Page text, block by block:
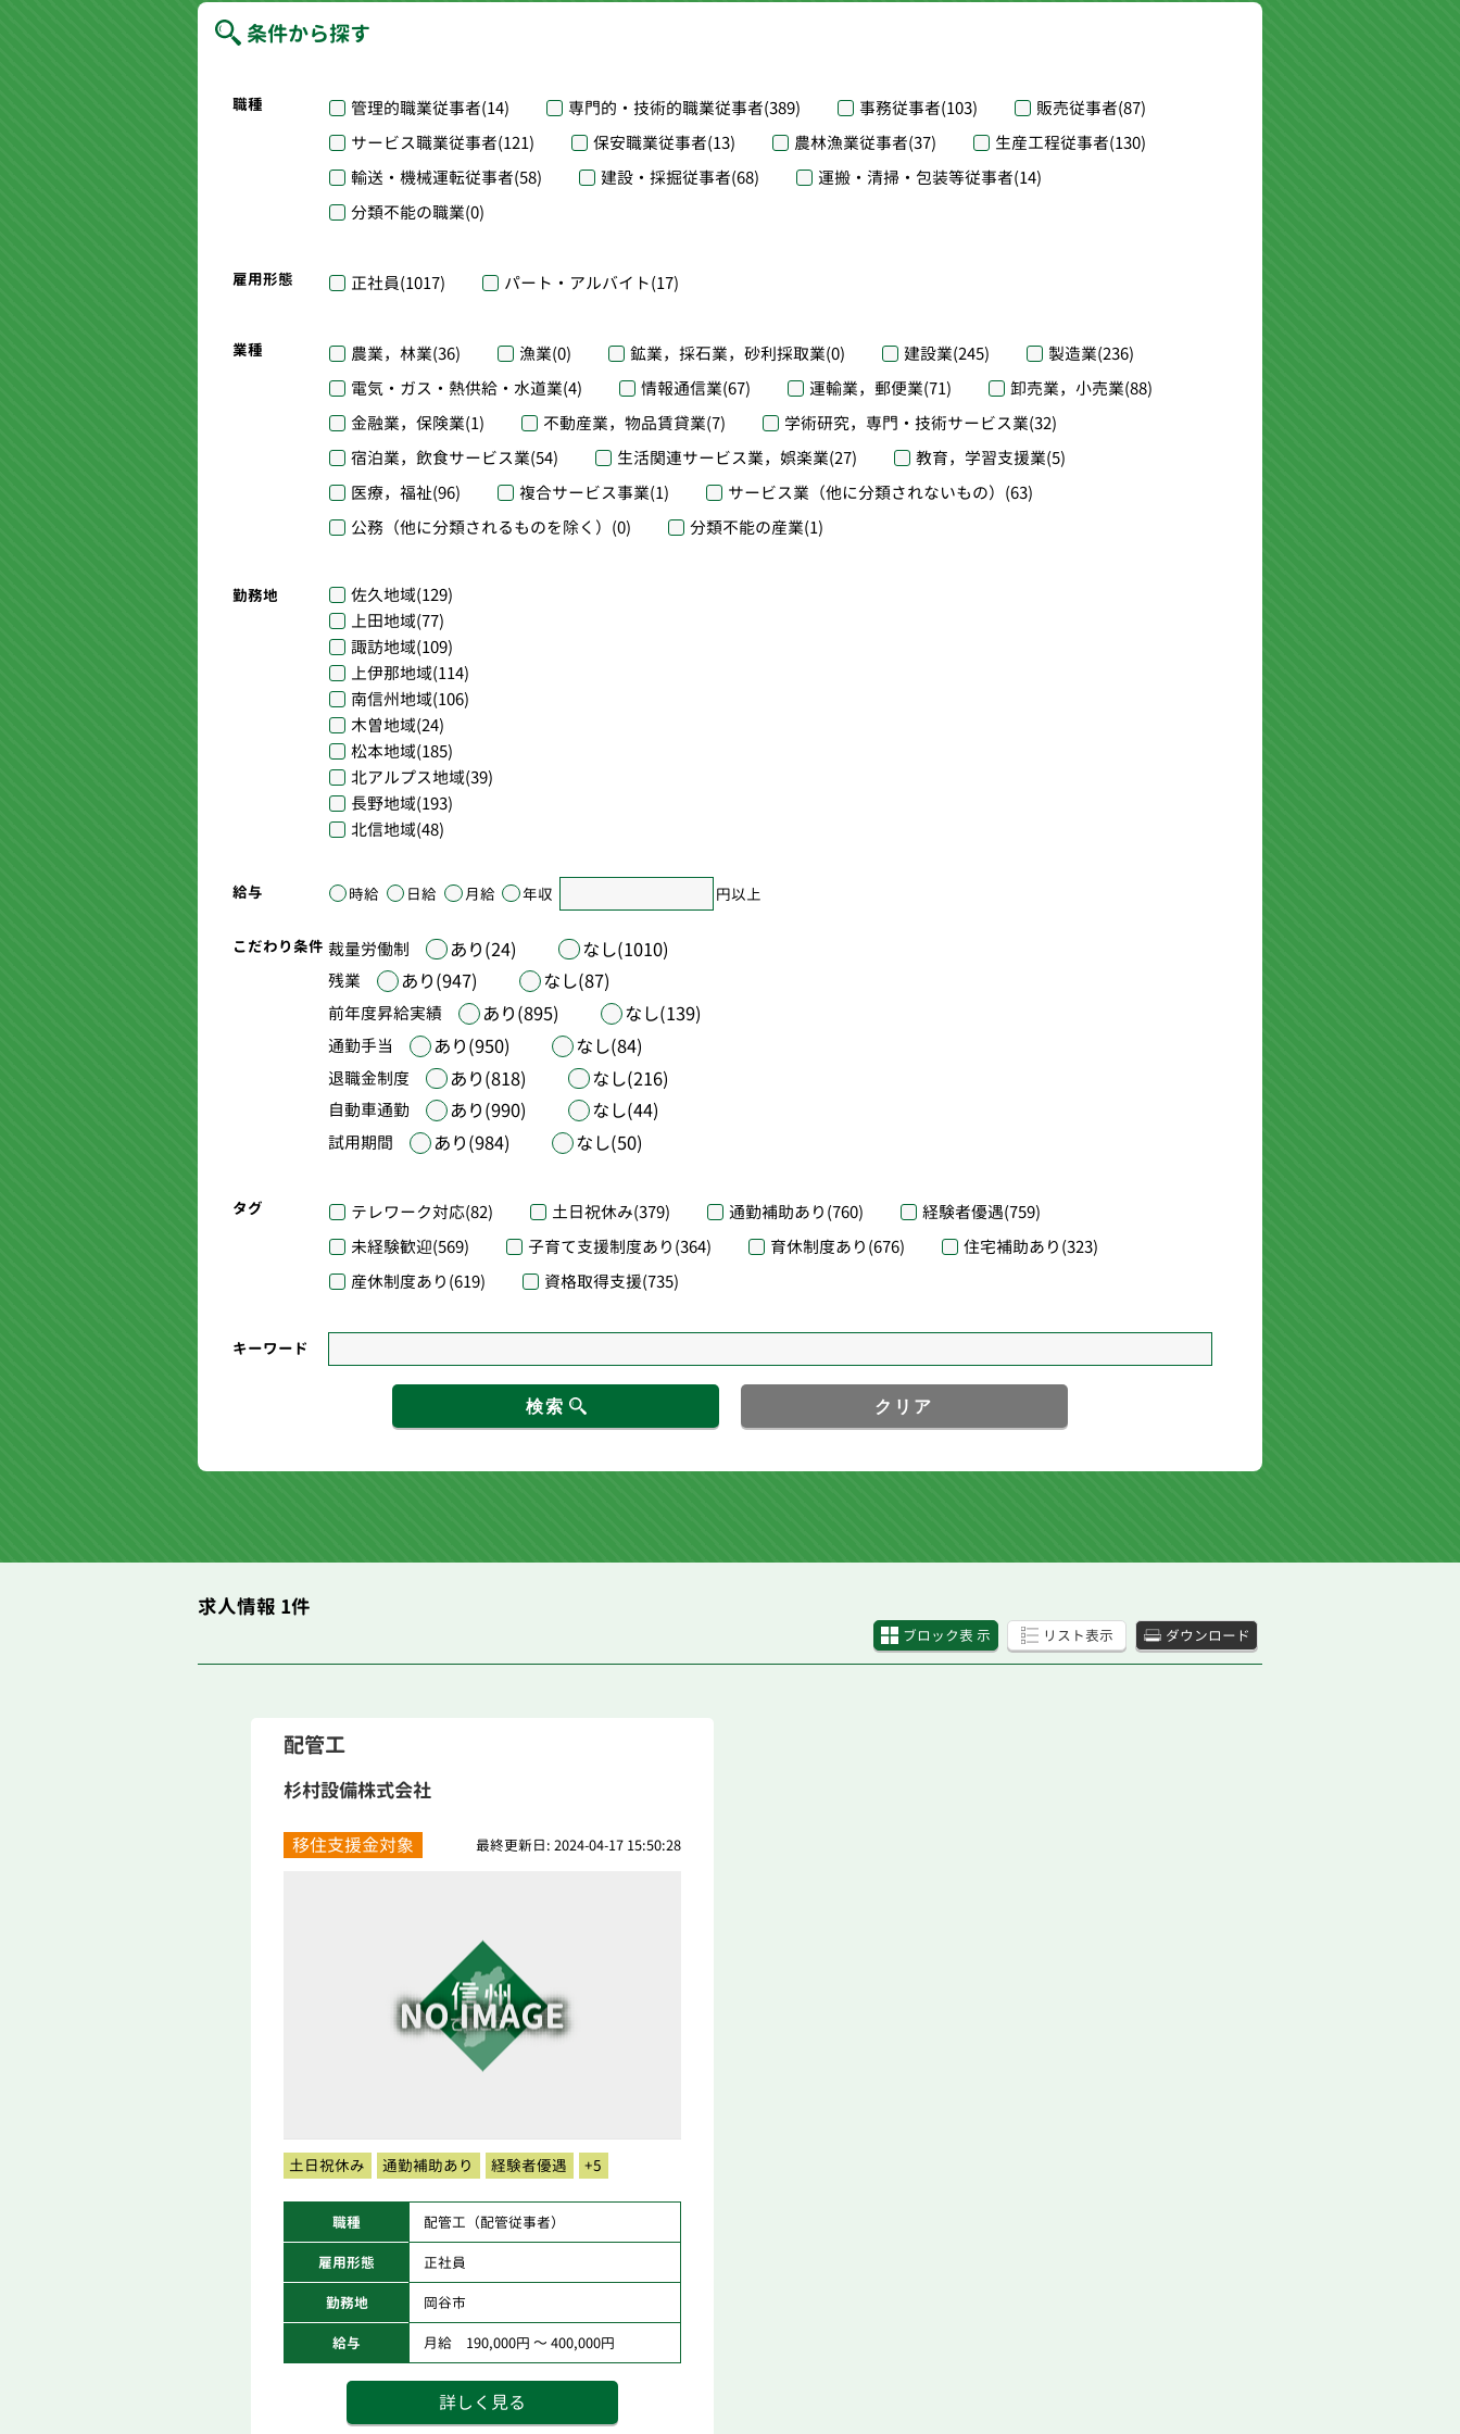
条件から探す
職種 管理的職業従事者(14) 専門的・技術的職業従事者(389) 事務従事者(103) 販売従事者(87)
サービス職業従事者(121) 保安職業従事者(13) 農林漁業従事者(37) 生産工程従事者(130)
輸送・機械運転従事者(58) 建設・採掘従事者(68) 運搬・清掃・包装等従事者(14)
分類不能の職業(0)
雇用形態 正社員(1017) パート・アルバイト(17)
業種 農業，林業(36) 漁業(0) 鉱業，採石業，砂利採取業(0) 建設業(245) 製造業(236)
電気・ガス・熱供給・水道業(4) 情報通信業(67) 運輸業，郵便業(71) 卸売業，小売業(88)
金融業，保険業(1) 不動産業，物品賃貸業(7) 学術研究，専門・技術サービス業(32)
宿泊業，飲食サービス業(54) 生活関連サービス業，娯楽業(27) 教育，学習支援業(5)
医療，福祉(96) 複合サービス事業(1) サービス業（他に分類されないもの） (63)
公務（他に分類されるものを除く） (0) 分類不能の産業(1)
勤務地 佐久地域(129)
上田地域(77)
諏訪地域(109)
上伊那地域(114)
南信州地域(106)
木曽地域(24)
松本地域(185)
北アルプス地域(39)
長野地域(193)
北信地域(48)
給与 時給 日給 月給 年収 円以上
こだわり条件 裁量労働制 あり(24) なし(1010)
残業 あり(947) なし(87)
前年度昇給実績 あり(895) なし(139)
通勤手当 あり(950) なし(84)
退職金制度 あり(818) なし(216)
自動車通勤 あり(990) なし(44)
試用期間 あり(984) なし(50)
タグ テレワーク対応(82) 土日祝休み(379) 通勤補助あり(760) 経験者優遇(759)
未経験歓迎(569) 子育て支援制度あり(364) 育休制度あり(676) 住宅補助あり(323)
産休制度あり(619) 資格取得支援(735)
キーワード
検索 クリア
求人情報 1件
ブロック表 示 リスト表示 ダウンロード
配管工
杉村設備株式会社
移住支援金対象 最終更新日: 2024-04-17 15:50:28
土日祝休み 通勤補助あり 経験者優遇 +5
職種 配管工（配管従事者）
雇用形態 正社員
勤務地 岡谷市
給与 月給 190,000円 ～ 400,000円
詳しく見る